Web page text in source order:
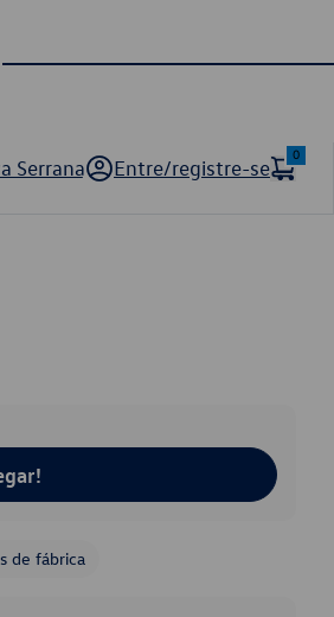
Serrana Entre/registre-se
0
de fábrica